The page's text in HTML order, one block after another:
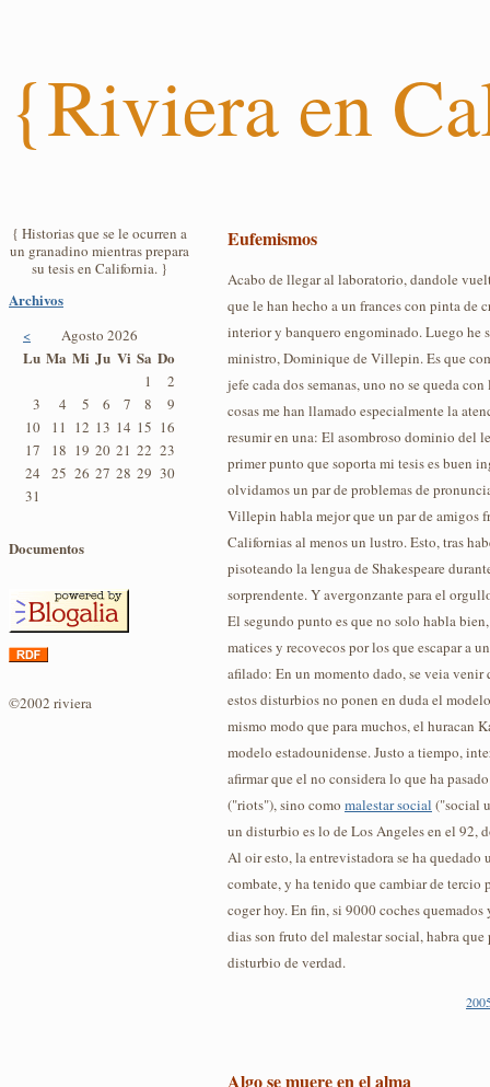
{Riviera en
{ Historias que se le ocurren a
un granadino mientras prepara
su tesis en California. }
Archivos
< Agosto 2026
Lu Ma Mi Ju Vi Sa Do
1
2
3
4 5 6 7 8
9
10
11 12 13 14 15 16
17
18 19 20 21 22 23
24
25 26 27 28 29 30
31
Documentos
©2002 riviera
Eufemismos
Acabo de llegar al laboratorio, dandole
que le han hecho a un frances con pinta de
interior y banquero engominado. Luego he
ministro, Dominique de Villepin. Es que
jefe cada dos semanas, uno no se queda con
cosas me han llamado especialmente la
resumir en una: El asombroso dominio del
primer punto que soporta mi tesis es buen
olvidamos un par de problemas de
Villepin habla mejor que un par de amigos
Californias al menos un lustro. Esto, tras
pisoteando la lengua de Shakespeare
sorprendente. Y avergonzante para el
El segundo punto es que no solo habla
matices y recovecos por los que escapar a
afilado: En un momento dado, se veia venir
estos disturbios no ponen en duda el
mismo modo que para muchos, el huracan
modelo estadounidense. Justo a tiempo,
afirmar que el no considera lo que ha
("riots"), sino como malestar social ("social
un disturbio es lo de Los Angeles en el 92,
Al oir esto, la entrevistadora se ha quedado
combate, y ha tenido que cambiar de tercio
coger hoy. En fin, si 9000 coches
dias son fruto del malestar social, habra que
disturbio de verdad.
Algo se muere en el alma